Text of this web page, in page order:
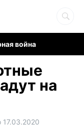
война
на
17.03.2020